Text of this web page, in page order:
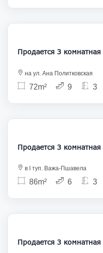
на ул. Ана Политковская
72m² 9 3
в I туп. Важа-Пшавела
86m² 6 3